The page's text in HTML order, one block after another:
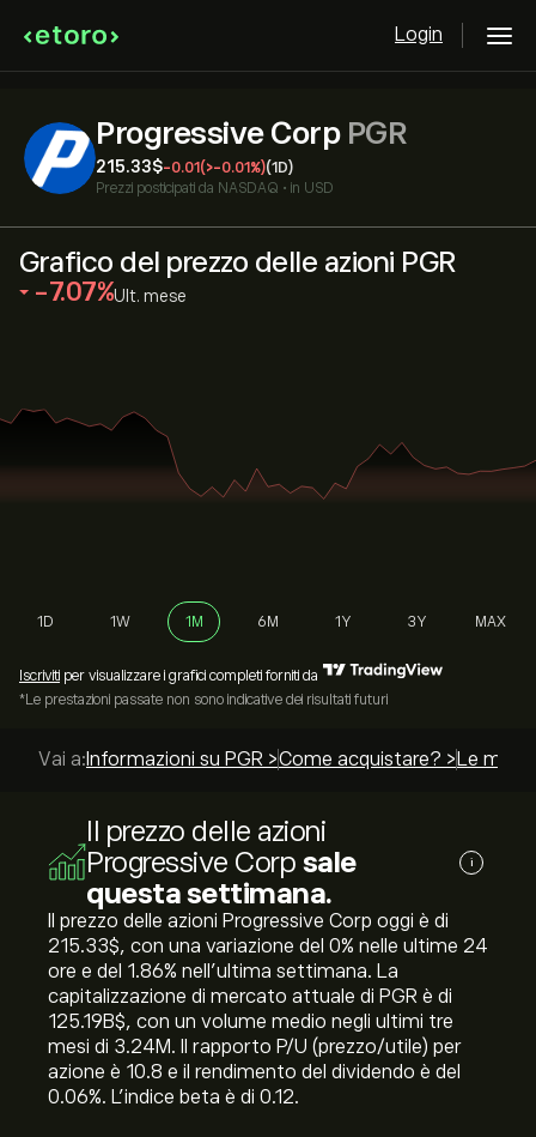
Login
Progressive Corp PGR
215.33‎$‎-0.01 (‎>-‎0.01%)(1D)
Prezzi posticipati da NASDAQ • in USD
Grafico del prezzo delle azioni PGR
‎-7.07‎ Ult. mese
1D 1W 1M 6M 1Y 3Y MAX
Iscriviti per visualizzare i grafici completi forniti da
*Le prestazioni passate non sono indicative dei risultati futuri
Vai a: Informazioni su PGR >Come acquistare? > Le
Il prezzo delle azioni
Progressive Corp sale
questa settimana.
i
Il prezzo delle azioni Progressive Corp oggi è di
215.33‎$‎, con una variazione del ‎0‎% nelle ultime 24
ore e del ‎1.86‎% nell'ultima settimana. La
capitalizzazione di mercato attuale di PGR è di
125.19B‎$‎, con un volume medio negli ultimi tre
mesi di 3.24M. Il rapporto P/U (prezzo/utile) per
azione è 10.8 e il rendimento del dividendo è del
0.06%. L'indice beta è di 0.12.